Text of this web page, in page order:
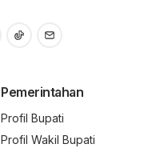
Pemerintahan
Profil Bupati
Profil Wakil Bupati